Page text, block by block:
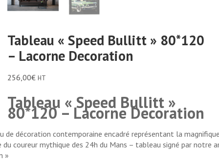
Tableau « Speed Bullitt » 80*120
– Lacorne Decoration
256,00€ HT
Tableau « Speed Bullitt »
80*120 – Lacorne Decoration
de décoration contemporaine encadré représentant la
du coureur mythique des 24h du Mans – tableau signé par notre
»